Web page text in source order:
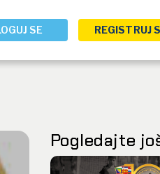
SE REGISTRUJ
Pogledajte